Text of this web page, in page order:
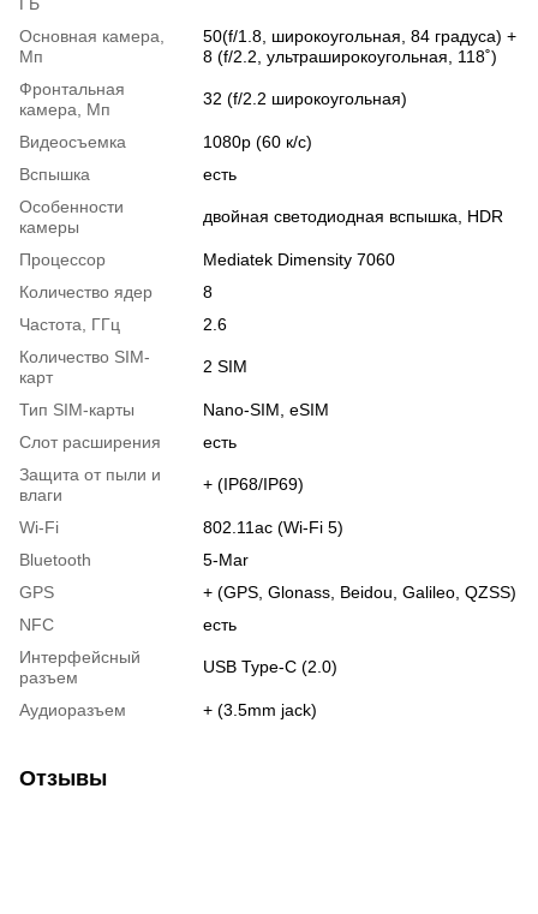
Основная камера,
Мп
50(f/1.8, широкоугольная, 84 градуса) +
8 (f/2.2, ультраширокоугольная, 118˚)
Фронтальная
камера, Мп
32 (f/2.2 широкоугольная)
Видеосъемка
1080p (60 к/с)
Вспышка
есть
Особенности
камеры
двойная светодиодная вспышка, HDR
Процессор
Mediatek Dimensity 7060
Количество ядер
8
Частота, ГГц
2.6
Количество SIM-
карт
2 SIM
Тип SIM-карты
Nano-SIM, eSIM
Слот расширения
есть
Защита от пыли и
влаги
+ (IP68/IP69)
Wi-Fi
802.11ac (Wi-Fi 5)
Bluetooth
5-Mar
GPS
+ (GPS, Glonass, Beidou, Galileo, QZSS)
NFC
есть
Интерфейсный
разъем
USB Type-C (2.0)
Аудиоразъем + (3.5mm jack)
Отзывы